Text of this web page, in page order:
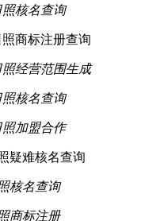
照核名查询
商标注册查询
照经营范围生成
照核名查询
照加盟合作
疑难核名查询
核名查询
商标注册